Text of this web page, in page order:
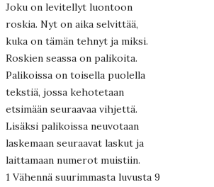
Joku on levitellyt luontoon
roskia. Nyt on aika selvittää,
kuka on tämän tehnyt ja miksi.
Roskien seassa on palikoita.
Palikoissa on toisella puolella
tekstiä, jossa kehotetaan
etsimään seuraavaa vihjettä.
Lisäksi palikoissa neuvotaan
laskemaan seuraavat laskut ja
laittamaan numerot muistiin.
1 Vähennä suurimmasta luvusta 9